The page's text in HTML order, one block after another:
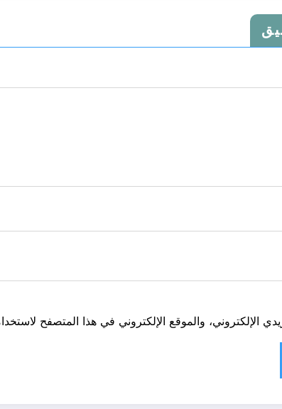
الإلكتروني، والموقع الإلكتروني في هذا المتصفح